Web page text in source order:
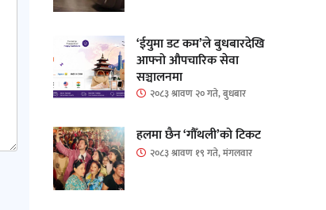
‘ईयुमा डट कम’ले बुधबारदेखि
आफ्नो औपचारिक सेवा
सञ्चालनमा
२०८३ श्रावण २० गते, बुधबार
हलमा छैन ‘गौँथली’को टिकट
२०८३ श्रावण १९ गते, मंगलवार